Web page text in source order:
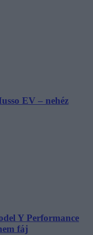
EV – nehéz
Y Performance
fáj